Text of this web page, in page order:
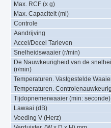
Max. RCF (x g)
Max. Capaciteit (ml)
Controle
Aandrijving
Accel/Decel Tarieven
Snelheidswaaier (r/min)
De Nauwkeurigheid van de
(r/min)
Temperaturen. Vastgestelde
Temperaturen.
Tijdopnemerwaaier (min: seconde)
Lawaai (dB)
Voeding V (Herz)